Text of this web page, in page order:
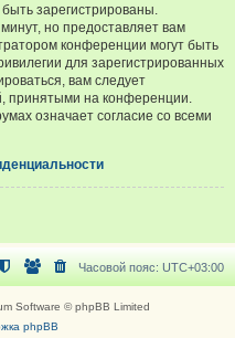
зарегистрированы.
но предоставляет вам
конференции могут быть
для зарегистрированных
вам следует
принятыми на конференции.
означает согласие со всеми
Часовой пояс: UTC+03:00
Software © phpBB Limited
phpBB